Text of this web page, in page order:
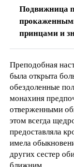
Подвижница
принцами и
Преподобная
была открыта
обездоленные
монахиня
отверженными
этом всегда
предоставляла
имела
других сестер